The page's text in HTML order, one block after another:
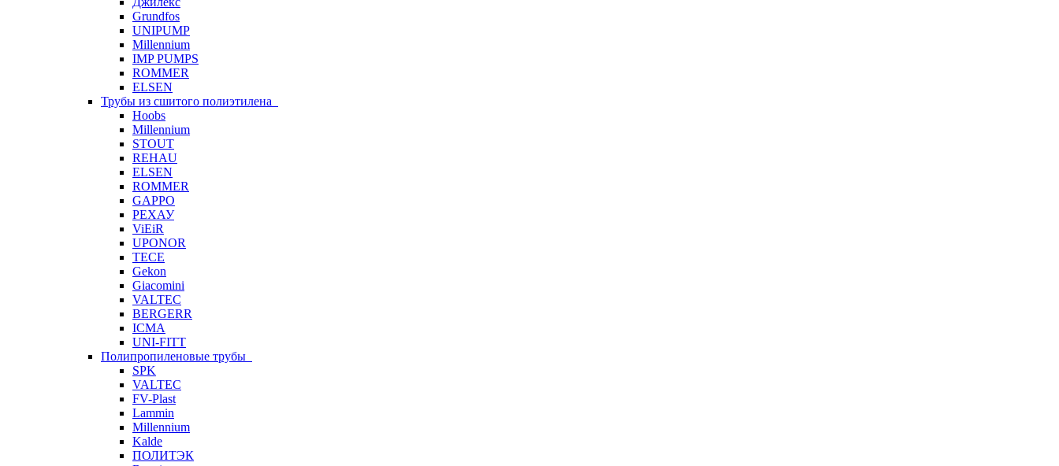
Grundfos
UNIPUMP
Millennium
IMP PUMPS
ROMMER
ELSEN
Трубы из сшитого полиэтилена
Hoobs
Millennium
STOUT
REHAU
ELSEN
ROMMER
GAPPO
РЕХАУ
ViEiR
UPONOR
TECE
Gekon
Giacomini
VALTEC
BERGERR
ICMA
UNI-FITT
Полипропиленовые трубы
SPK
VALTEC
FV-Plast
Lammin
Millennium
Kalde
ПОЛИТЭК